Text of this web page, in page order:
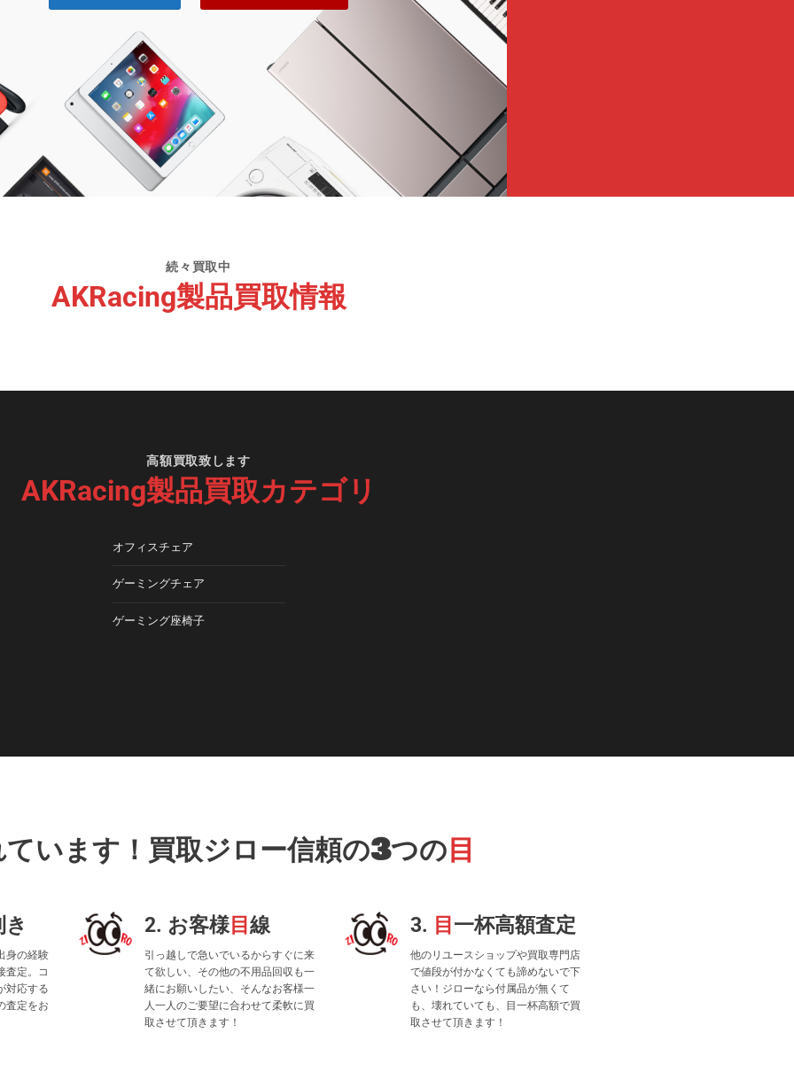
続々買取中
AKRacing製品買取情報
高額買取致します
AKRacing製品買取カテゴリ
オフィスチェア
ゲーミングチェア
ゲーミング座椅子
います！買取ジロー信頼の3つの目
き
身の経験
査定。コ
対応する
査定をお
2. お客様目線
引っ越しで急いでいるからすぐに来
て欲しい、その他の不用品回収も一
緒にお願いしたい、そんなお客様一
人一人のご要望に合わせて柔軟に買
取させて頂きます！
3. 目 一杯高額査定
他のリユースショップや買取専門店
で値段が付かなくても諦めないで下
さい！ジローなら付属品が無くて
も、壊れていても、目一杯高額で買
取させて頂きます！